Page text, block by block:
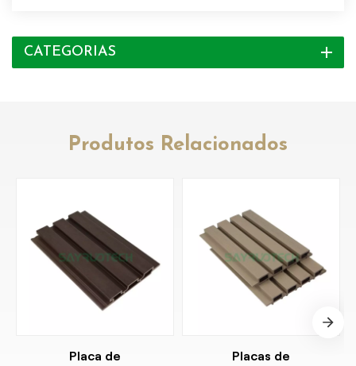
CATEGORIAS
Produtos Relacionados
Placa de
Placas de